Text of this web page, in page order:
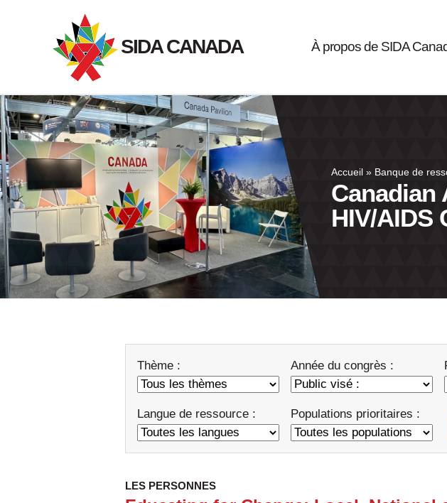
SIDA CANADA À propos de SIDA
Accueil » Banque de
Canadian
HIV/AIDS
Thème : Année du congrès :
Langue de ressource :
Populations prioritaires :
LES PERSONNES